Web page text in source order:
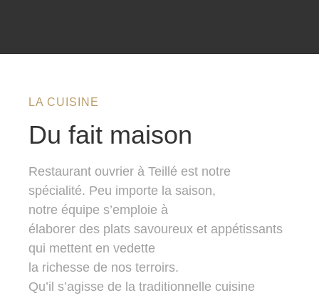
LA CUISINE
Du fait maison
Restaurant ouvrier à Teillé est notre
spécialité. Peu importe la saison,
notre équipe s’emploie à
élaborer des plats savoureux et appétissants
qui mettent en vedette
la richesse de nos terroirs.
Qu’il s’agisse de la traditionnelle cuisine